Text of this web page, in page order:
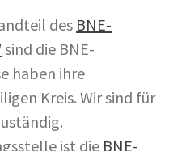
Schule der Zukunft
Allgemeine Informationen
Veranstaltungen
Unterstützung
Netzwerke
des BNE-
sind die BNE-
haben ihre
Kreis. Wir sind für
ist die BNE-